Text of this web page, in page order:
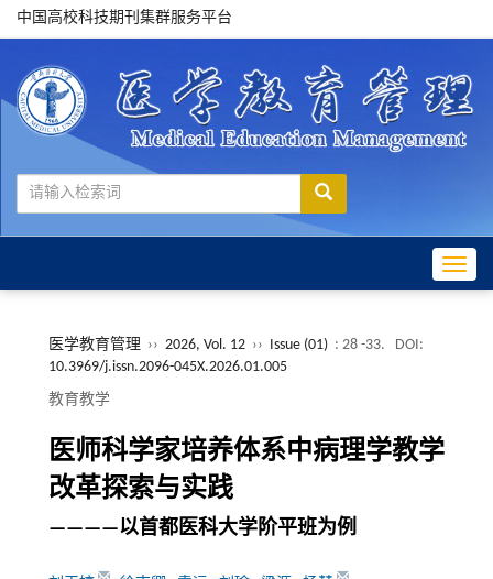
中国高校科技期刊集群服务平台
医学教育管理 ›› 2026, Vol. 12 ›› Issue (01) : 28 -33.
DOI:
10.3969/j.issn.2096-045X.2026.01.005
教育教学
医师科学家培养体系中病理学教学
改革探索与实践
————以首都医科大学阶平班为例